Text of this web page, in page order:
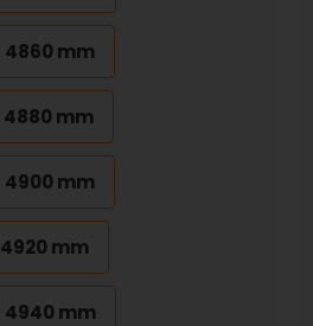
4860 mm
4880 mm
4900 mm
4920 mm
4940 mm